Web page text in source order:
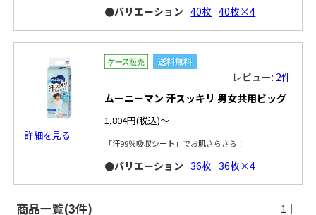
●バリエーション 40枚 40枚×4
詳細を見る
レビュー: 2件
ムーニーマン 汗スッキリ 男女共用ビッグ
1,804円(税込)～
「汗99％吸収シート」でお肌さらさら！
●バリエーション 36枚 36枚×4
商品一覧(3件) ｜1｜